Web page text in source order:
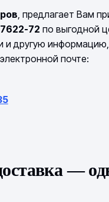
, предлагает Вам
72 по выгодной
и другую
почте:
—